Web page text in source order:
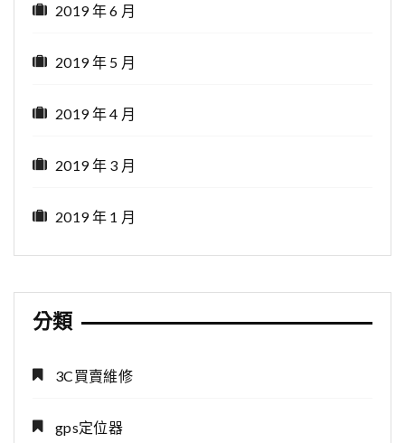
2019 年 6 月
2019 年 5 月
2019 年 4 月
2019 年 3 月
2019 年 1 月
分類
3C買賣維修
gps定位器